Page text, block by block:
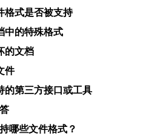
格式是否被支持
中的特殊格式
的文档
件
的第三方接口或工具
哪些文件格式？